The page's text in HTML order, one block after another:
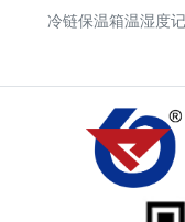
冷链保温箱温湿度